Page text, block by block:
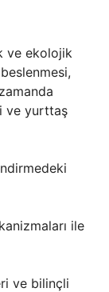
ve ekolojik
ve yurttaş
ile
ve bilinçli